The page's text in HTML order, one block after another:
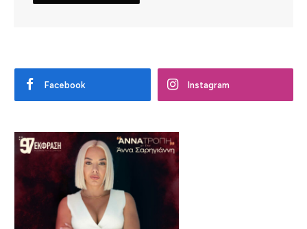
Facebook Instagram